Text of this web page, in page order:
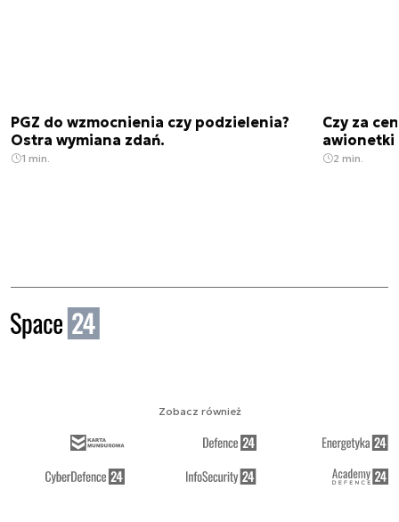
PGZ do wzmocnienia czy podzielenia?
Ostra wymiana zdań.
1 min.
Czy za
awionetki
2 min.
Zobacz również